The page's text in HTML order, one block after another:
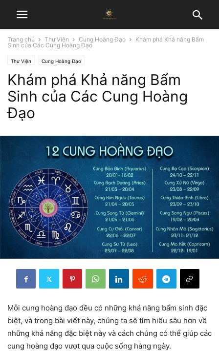
Trang chủ Thư Viện Cung Hoàng Đạo
Khám phá Khả năng Bẩm
Sinh của Các Cung Hoàng Đạo
Thư Viện Cung Hoàng Đạo
Khám phá Khả năng Bẩm
Sinh của Các Cung Hoàng
Đạo
Mỗi cung hoàng đạo đều có những khả năng bẩm sinh đặc
biệt, và trong bài viết này, chúng ta sẽ tìm hiểu sâu hơn về
những khả năng đặc biệt này và cách chúng có thể giúp các
cung hoàng đạo vượt qua cuộc sống hàng ngày.